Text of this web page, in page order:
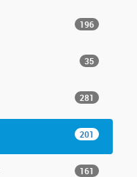
196
35
281
201
161